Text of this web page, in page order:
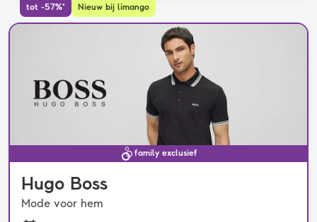
tot -57%* Nieuw bij limango
family exclusief
Hugo Boss
Mode voor hem